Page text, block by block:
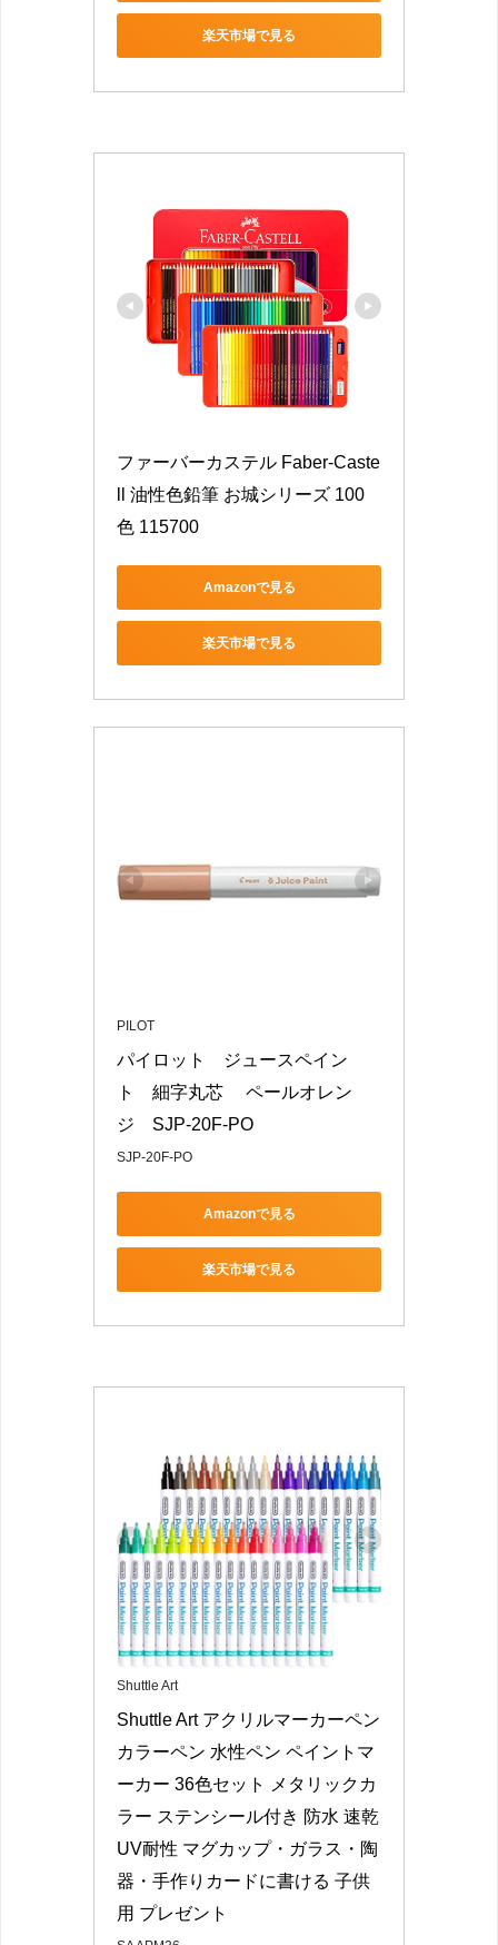
楽天市場で見る
ファーバーカステル Faber-Caste
ll 油性色鉛筆 お城シリーズ 100
色 115700
Amazonで見る
楽天市場で見る
PILOT
パイロット　ジュースペイン
ト　細字丸芯 　ペールオレン
ジ　SJP-20F-PO
SJP-20F-PO
Amazonで見る
楽天市場で見る
Shuttle Art
Shuttle Art アクリルマーカーペン
カラーペン 水性ペン ペイントマ
ーカー 36色セット メタリックカ
ラー ステンシール付き 防水 速乾
UV耐性 マグカップ・ガラス・陶
器・手作りカードに書ける 子供
用 プレゼント